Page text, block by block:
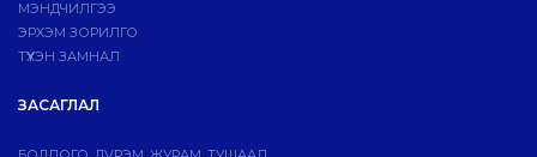
МЭНДЧИЛГЭЭ
ЭРХЭМ ЗОРИЛГО
ТҮҮХЭН ЗАМНАЛ
ЗАСАГЛАЛ